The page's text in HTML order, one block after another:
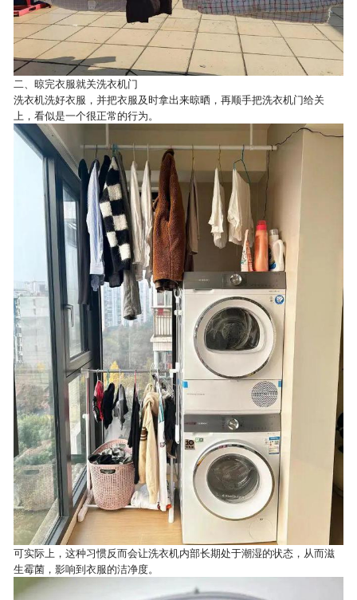
二、晾完衣服就关洗衣机门
洗衣机洗好衣服，并把衣服及时拿出来晾晒，再顺手把洗衣机门给关
上，看似是一个很正常的行为。
可实际上，这种习惯反而会让洗衣机内部长期处于潮湿的状态，从而滋
生霉菌，影响到衣服的洁净度。